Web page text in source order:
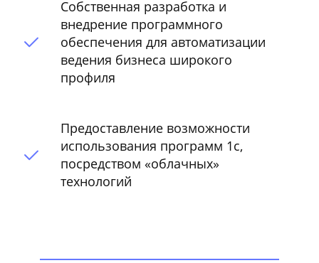
Cобственная разработка и
внедрение программного
обеспечения для автоматизации
ведения бизнеса широкого
профиля
Предоставление возможности
использования программ 1с,
посредством «облачных»
технологий